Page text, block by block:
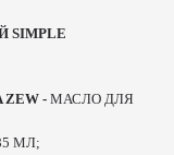
SIMPLE
ZEW - МАСЛО ДЛЯ
МЛ;